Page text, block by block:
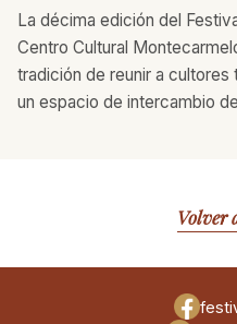
La décima edición del
Centro Cultural
tradición de reunir a
un espacio de intercambio
Volver